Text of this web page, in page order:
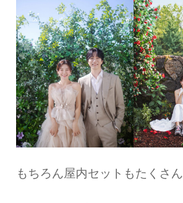
もちろん屋内セットもたくさん